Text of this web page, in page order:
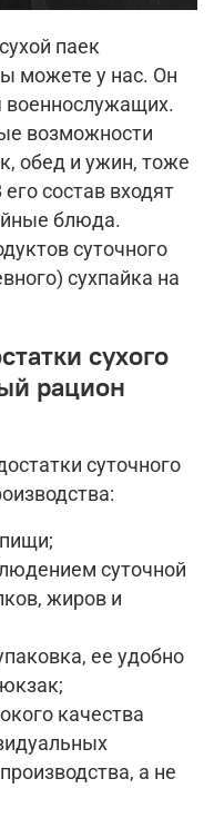
паек
можете у нас. Он
военнослужащих.
возможности
обед и ужин, тоже
состав входят
блюда.
суточного
сухпайка на
сухого
рацион
суточного
суточной
жиров и
ее удобно
качества
а не